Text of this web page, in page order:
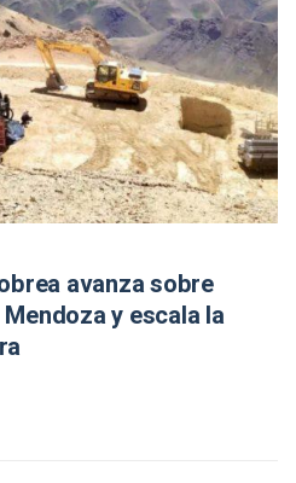
avanza sobre
y escala la